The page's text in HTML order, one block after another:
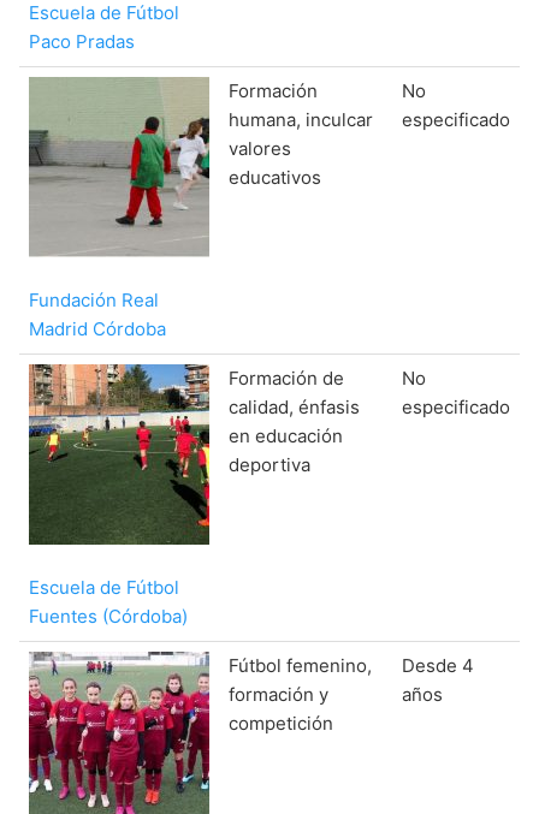
Escuela de Fútbol
Paco Pradas
Fundación Real
Madrid Córdoba
Formación
humana, inculcar
valores
educativos
No
especificado
Escuela de Fútbol
Fuentes (Córdoba)
Formación de
calidad, énfasis
en educación
deportiva
No
especificado
Fútbol femenino,
formación y
competición
Desde 4
años